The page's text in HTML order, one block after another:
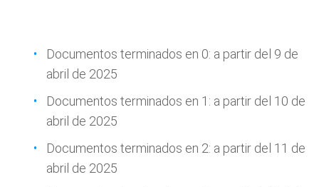
Documentos terminados en 0: a partir del 9 de
abril de 2025
Documentos terminados en 1: a partir del 10 de
abril de 2025
Documentos terminados en 2: a partir del 11 de
abril de 2025